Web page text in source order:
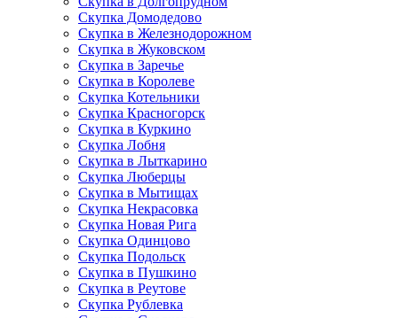
Скупка Домодедово
Скупка в Железнодорожном
Скупка в Жуковском
Скупка в Заречье
Скупка в Королеве
Скупка Котельники
Скупка Красногорск
Скупка в Куркино
Скупка Лобня
Скупка в Лыткарино
Скупка Люберцы
Скупка в Мытищах
Скупка Некрасовка
Скупка Новая Рига
Скупка Одинцово
Скупка Подольск
Скупка в Пушкино
Скупка в Реутове
Скупка Рублевка